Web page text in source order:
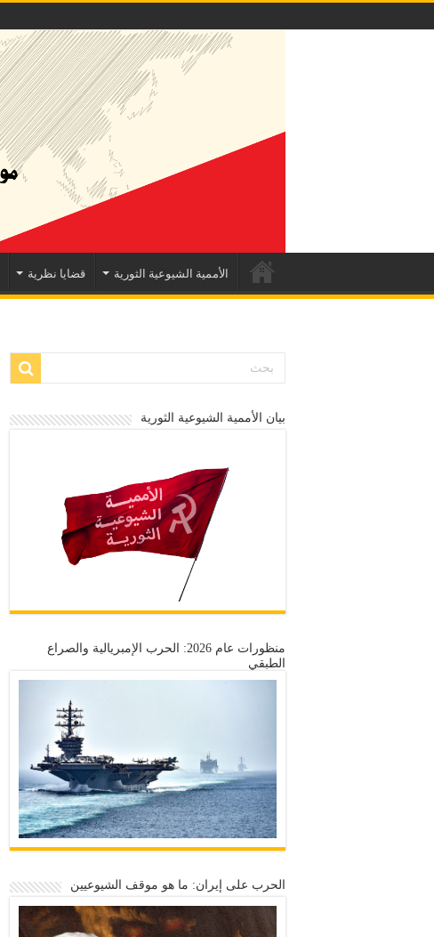
الأممية الشيوعية الثورية قضايا نظرية
بيان الأممية الشيوعية الثورية
منظورات عام 2026: الحرب الإمبريالية والصراع
الطبقي
الحرب على إيران: ما هو موقف الشيوعيين